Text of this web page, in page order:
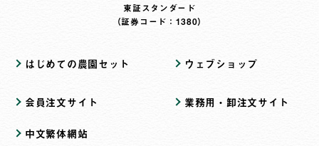
東証スタンダード
（証券コード：1380）
はじめての農園セット ウェブショップ
会員注文サイト 業務用・卸注文サイト
中文繁体網站